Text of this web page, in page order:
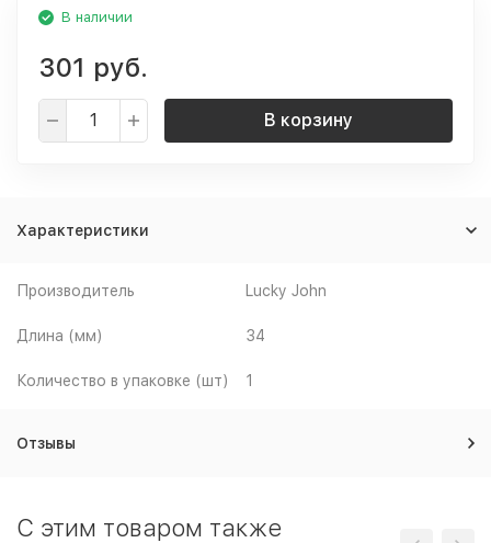
В наличии
301 руб.
В корзину
Характеристики
Производитель Lucky John
Длина (мм) 34
Количество в упаковке (шт) 1
Отзывы
C этим товаром также